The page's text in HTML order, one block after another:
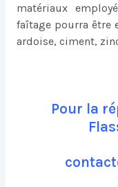
matériaux
faîtage pourra être
ardoise, ciment,
Pour la